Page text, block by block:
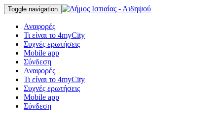
Toggle navigation
Αναφορές
Τι είναι το 4myCity
Συχνές ερωτήσεις
Mobile app
Σύνδεση
Αναφορές
Τι είναι το 4myCity
Συχνές ερωτήσεις
Mobile app
Σύνδεση